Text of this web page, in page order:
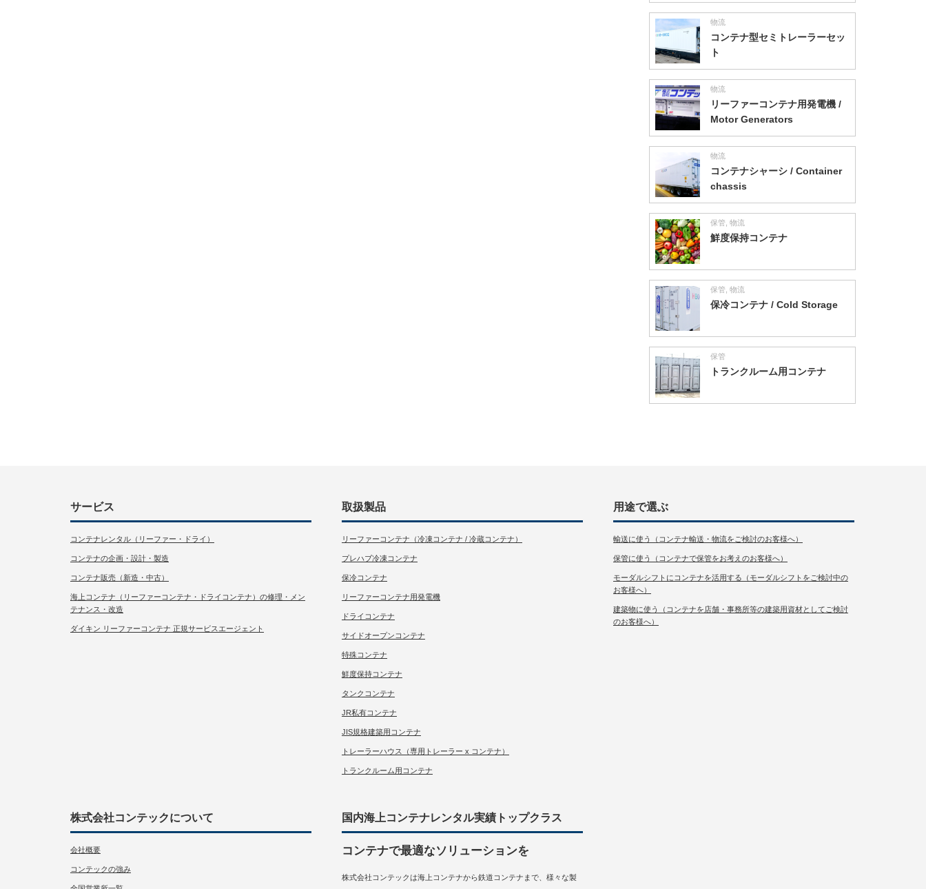
物流
コンテナ型セミトレーラーセッ
ト
物流
リーファーコンテナ用発電機 /
Motor Generators
物流
コンテナシャーシ / Container
chassis
保管 物流
鮮度保持コンテナ
保管 物流
保冷コンテナ / Cold Storage
保管
トランクルーム用コンテナ
サービス
コンテナレンタル（リーファー・ドライ）
コンテナの企画・設計・製造
コンテナ販売（新造・中古）
海上コンテナ（リーファーコンテナ・ドライコンテナ）の修理・メン
テナンス・改造
ダイキン リーファーコンテナ 正規サービスエージェント
取扱製品
リーファーコンテナ（冷凍コンテナ / 冷蔵コンテナ）
プレハブ冷凍コンテナ
保冷コンテナ
リーファーコンテナ用発電機
ドライコンテナ
サイドオープンコンテナ
特殊コンテナ
鮮度保持コンテナ
タンクコンテナ
JR私有コンテナ
JIS規格建築用コンテナ
トレーラーハウス（専用トレーラー x コンテナ）
トランクルーム用コンテナ
用途で選ぶ
輸送に使う（コンテナ輸送・物流をご検討のお客様へ）
保管に使う（コンテナで保管をお考えのお客様へ）
モーダルシフトにコンテナを活用する（モーダルシフトをご検討中の
お客様へ）
建築物に使う（コンテナを店舗・事務所等の建築用資材としてご検討
のお客様へ）
株式会社コンテックについて
会社概要
コンテックの強み
国内海上コンテナレンタル実績トップクラス
コンテナで最適なソリューションを
株式会社コンテックは海上コンテナから鉄道コンテナまで、様々な製